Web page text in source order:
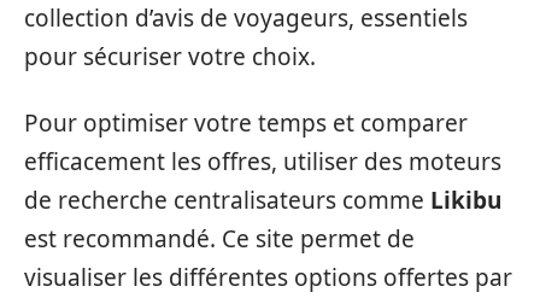
collection d’avis de voyageurs, essentiels
pour sécuriser votre choix.
Pour optimiser votre temps et comparer
efficacement les offres, utiliser des moteurs
de recherche centralisateurs comme Likibu
est recommandé. Ce site permet de
visualiser les différentes options offertes par